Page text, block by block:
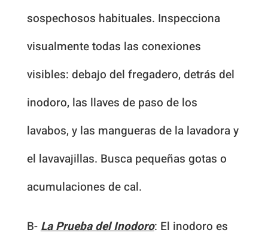
sospechosos habituales. Inspecciona
visualmente todas las conexiones
visibles: debajo del fregadero, detrás del
inodoro, las llaves de paso de los
lavabos, y las mangueras de la lavadora y
el lavavajillas. Busca pequeñas gotas o
acumulaciones de cal.
B-La Prueba del Inodoro: El inodoro es